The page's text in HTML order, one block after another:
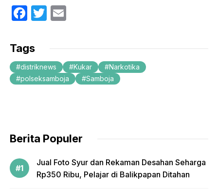
F
c
e
b
o
T
er
Tags
distriknews Kukar
Narkotika
polseksamboja
Samboja
Berita Populer
Jual Foto Syur dan Rekaman Desahan Seharga
Rp350 Ribu, Pelajar di Balikpapan Ditahan